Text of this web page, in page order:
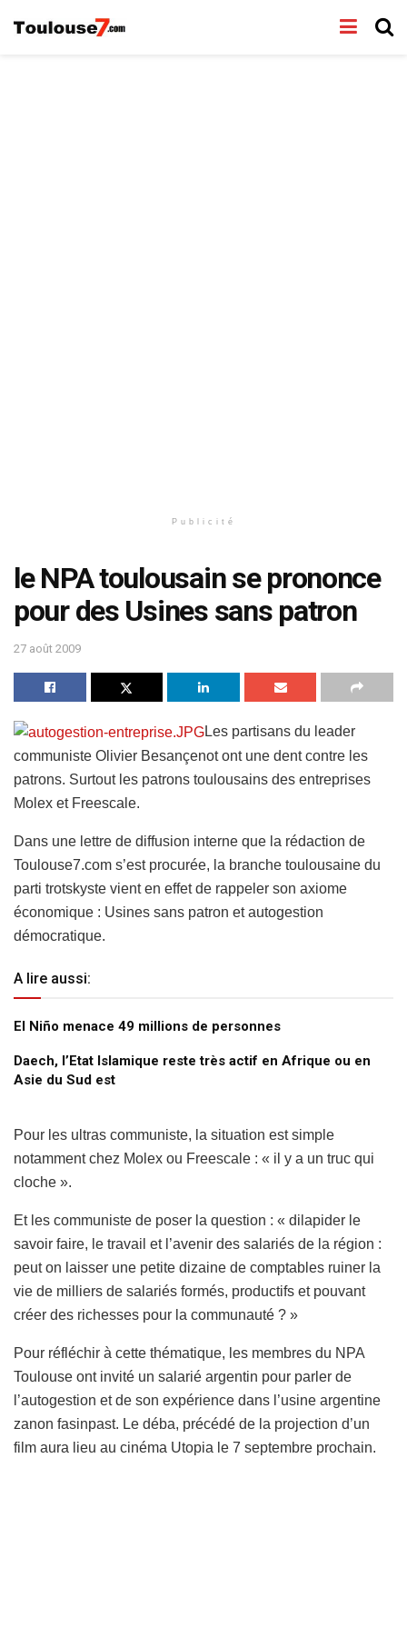
Publicité
le NPA toulousain se prononce
pour des Usines sans patron
27 août 2009
Les partisans du leader
communiste Olivier Besançenot ont une dent contre les
patrons. Surtout les patrons toulousains des entreprises
Molex et Freescale.
Dans une lettre de diffusion interne que la rédaction de
Toulouse7.com s’est procurée, la branche toulousaine du
parti trotskyste vient en effet de rappeler son axiome
économique : Usines sans patron et autogestion
démocratique.
A lire aussi:
El Niño menace 49 millions de personnes
Daech, l’Etat Islamique reste très actif en Afrique ou en
Asie du Sud est
Pour les ultras communiste, la situation est simple
notamment chez Molex ou Freescale : « il y a un truc qui
cloche ».
Et les communiste de poser la question : « dilapider le
savoir faire, le travail et l’avenir des salariés de la région :
peut on laisser une petite dizaine de comptables ruiner la
vie de milliers de salariés formés, productifs et pouvant
créer des richesses pour la communauté ? »
Pour réfléchir à cette thématique, les membres du NPA
Toulouse ont invité un salarié argentin pour parler de
l’autogestion et de son expérience dans l’usine argentine
zanon fasinpast. Le déba, précédé de la projection d’un
film aura lieu au cinéma Utopia le 7 septembre prochain.